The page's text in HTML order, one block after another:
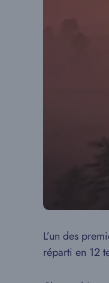
L’un des
réparti en 12